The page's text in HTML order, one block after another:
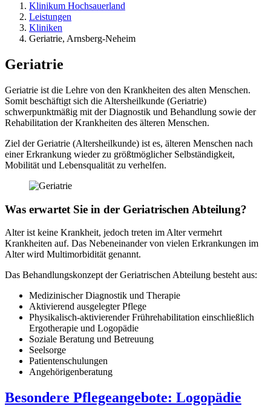
Klinikum Hochsauerland
Leistungen
Kliniken
Geriatrie, Arnsberg-Neheim
Geriatrie
Geriatrie ist die Lehre von den Krankheiten des alten Menschen.
Somit beschäftigt sich die Altersheilkunde (Geriatrie)
schwerpunktmäßig mit der Diagnostik und Behandlung sowie der
Rehabilitation der Krankheiten des älteren Menschen.
Ziel der Geriatrie (Altersheilkunde) ist es, älteren Menschen nach
einer Erkrankung wieder zu größtmöglicher Selbständigkeit,
Mobilität und Lebensqualität zu verhelfen.
Was erwartet Sie in der Geriatrischen Abteilung?
Alter ist keine Krankheit, jedoch treten im Alter vermehrt
Krankheiten auf. Das Nebeneinander von vielen Erkrankungen im
Alter wird Multimorbidität genannt.
Das Behandlungskonzept der Geriatrischen Abteilung besteht aus:
Medizinischer Diagnostik und Therapie
Aktivierend ausgelegter Pflege
Physikalisch-aktivierender Frührehabilitation einschließlich
Ergotherapie und Logopädie
Soziale Beratung und Betreuung
Seelsorge
Patientenschulungen
Angehörigenberatung
Besondere Pflegeangebote: Logopädie